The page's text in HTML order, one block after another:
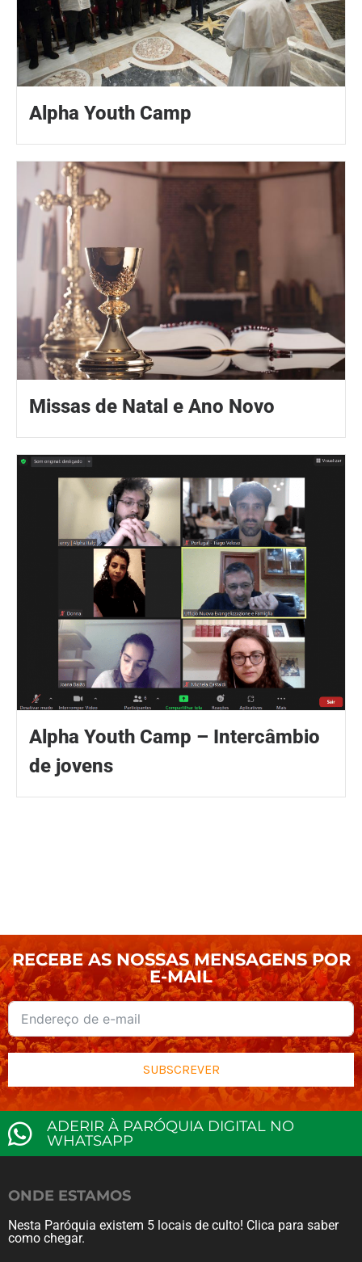
Alpha Youth Camp
Missas de Natal e Ano Novo
Alpha Youth Camp – Intercâmbio
de jovens
RECEBE AS NOSSAS MENSAGENS POR
E-MAIL
SUBSCREVER
ADERIR À PARÓQUIA DIGITAL NO
WHATSAPP
ONDE ESTAMOS
Nesta Paróquia existem 5 locais de culto! Clica para saber
como chegar.